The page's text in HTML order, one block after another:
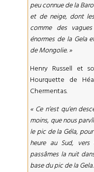
peu connue de la
et de neige, dont
comme des
énormes de la Gela
de Mongolie. »
Henry Russell et
Hourquette de
Chermentas.
« Ce n’est qu’en
moins, que nous
le pic de la Géla,
heure au Sud,
passâmes la nuit
base du pic de la